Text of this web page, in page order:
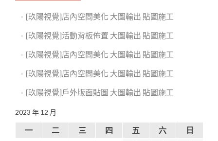
[玖陽視覺]店內空間美化 大圖輸出 貼圖施工
[玖陽視覺]活動背板佈置 大圖輸出 貼圖施工
[玖陽視覺]店內空間美化 大圖輸出 貼圖施工
[玖陽視覺]店內空間美化 大圖輸出 貼圖施工
[玖陽視覺]戶外版面貼圖 大圖輸出 貼圖施工
2023 年 12 月
一 二 三 四 五 六
日